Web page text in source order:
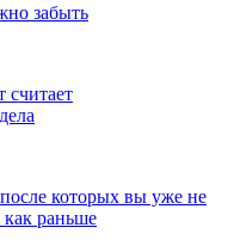
забыть
считает
которых вы уже не
как раньше